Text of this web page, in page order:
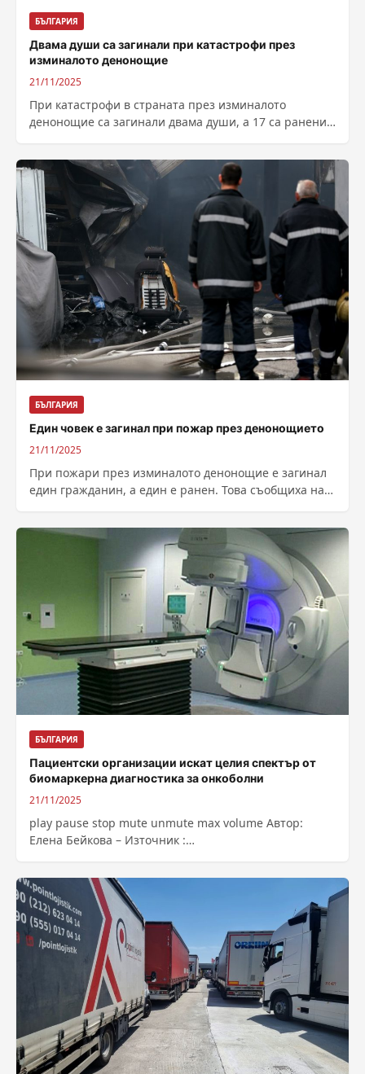
БЪЛГАРИЯ
Двама души са загинали при катастрофи през
изминалото денонощие
21/11/2025
При катастрофи в страната през изминалото
денонощие са загинали двама души, а 17 са ранени,
БЪЛГАРИЯ
Един човек е загинал при пожар през денонощието
21/11/2025
При пожари през изминалото денонощие е загинал
един гражданин, а един е ранен. Това съобщиха на
БЪЛГАРИЯ
Пациентски организации искат целия спектър от
биомаркерна диагностика за онкоболни
21/11/2025
play pause stop mute unmute max volume Автор:
Елена Бейкова – Източник :